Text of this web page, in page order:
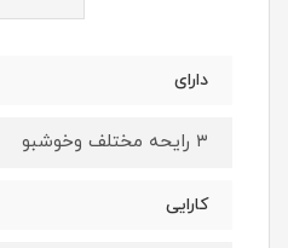
دارای
۳ رایحه مختلف و‌خوشبو
کارایی